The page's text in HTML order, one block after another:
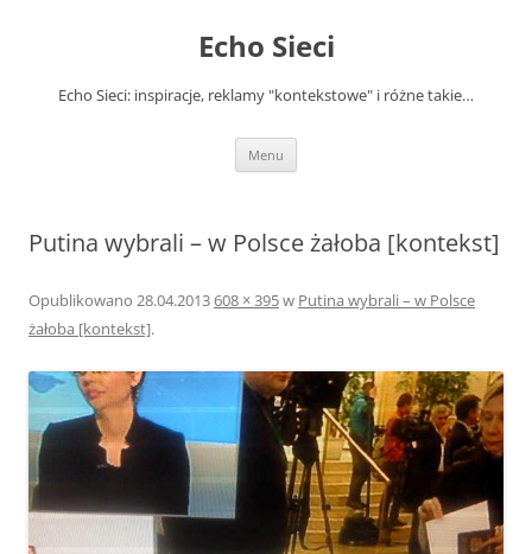
Echo Sieci
Echo Sieci: inspiracje, reklamy "kontekstowe" i różne takie…
Menu
Putina wybrali – w Polsce żałoba [kontekst]
Opublikowano 28.04.2013608 × 395w Putina wybrali – w Polsce
żałoba [kontekst].